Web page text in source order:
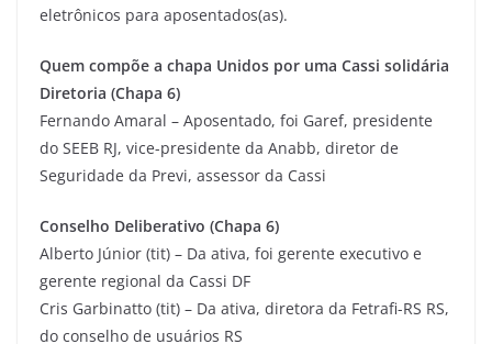
eletrônicos para aposentados(as).
Quem compõe a chapa Unidos por uma Cassi solidária
Diretoria (Chapa 6)
Fernando Amaral – Aposentado, foi Garef, presidente
do SEEB RJ, vice-presidente da Anabb, diretor de
Seguridade da Previ, assessor da Cassi
Conselho Deliberativo (Chapa 6)
Alberto Júnior (tit) – Da ativa, foi gerente executivo e
gerente regional da Cassi DF
Cris Garbinatto (tit) – Da ativa, diretora da Fetrafi-RS RS,
do conselho de usuários RS